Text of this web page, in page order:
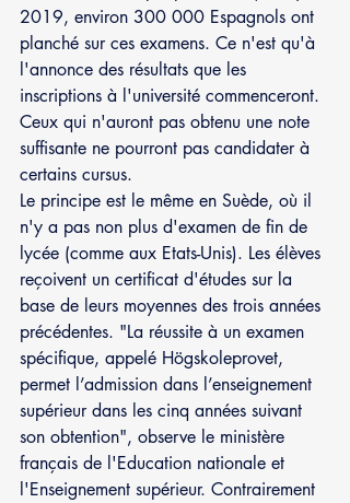
2019, environ 300 000 Espagnols ont
planché sur ces examens. Ce n'est qu'à
l'annonce des résultats que les
inscriptions à l'université commenceront.
Ceux qui n'auront pas obtenu une note
suffisante ne pourront pas candidater à
certains cursus.
Le principe est le même en Suède, où il
n'y a pas non plus d'examen de fin de
lycée (comme aux Etats-Unis). Les élèves
reçoivent un certificat d'études sur la
base de leurs moyennes des trois années
précédentes. "La réussite à un examen
spécifique, appelé Högskoleprovet,
permet l’admission dans l’enseignement
supérieur dans les cinq années suivant
son obtention", observe le ministère
français de l'Education nationale et
l'Enseignement supérieur. Contrairement